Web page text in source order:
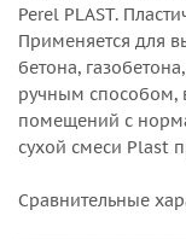
Perel PLAST.
Применяется для
бетона,
ручным способом,
помещений с
сухой смеси Plast
Сравнительные